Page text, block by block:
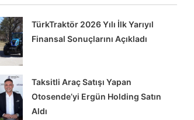
TürkTraktör 2026 Yılı İlk Yarıyıl
Finansal Sonuçlarını Açıkladı
Taksitli Araç Satışı Yapan
Otosende’yi Ergün Holding Satın
Aldı